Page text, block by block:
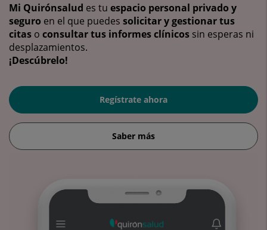
Mi Quirónsalud es tu espacio personal privado y
seguro en el que puedes solicitar y gestionar tus
citas o consultar tus informes clínicos sin esperas ni
desplazamientos.
¡Descúbrelo!
Regístrate ahora
Saber más